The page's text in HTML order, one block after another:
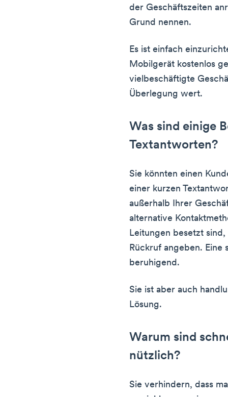
der Geschäftszeiten
Grund nennen.
Es ist einfach
Mobilgerät kostenlos
vielbeschäftigte
Überlegung wert.
Was sind einige
Textantworten?
Sie könnten einen
einer kurzen
außerhalb Ihrer
alternative
Leitungen besetzt
Rückruf angeben. Eine
beruhigend.
Sie ist aber auch
Lösung.
Warum sind
nützlich?
Sie verhindern, dass